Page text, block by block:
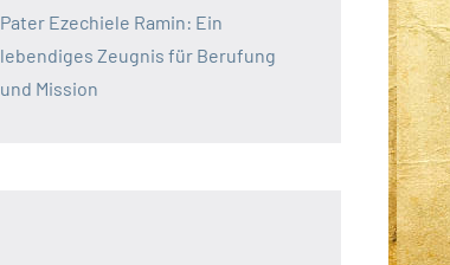
Pater Ezechiele Ramin: Ein
lebendiges Zeugnis für Berufung
und Mission